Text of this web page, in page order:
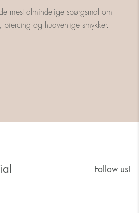
mest almindelige spørgsmål om
piercing og hudvenlige smykker.
Follow us!